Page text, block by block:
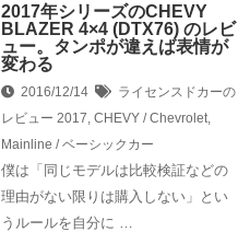
2017年シリーズのCHEVY
BLAZER 4×4 (DTX76) のレビ
ュー。タンポが違えば表情が
変わる
2016/12/14
ライセンスドカーの
レビュー 2017, CHEVY / Chevrolet,
Mainline / ベーシックカー
僕は「同じモデルは比較検証などの
理由がない限りは購入しない」とい
うルールを自分に …